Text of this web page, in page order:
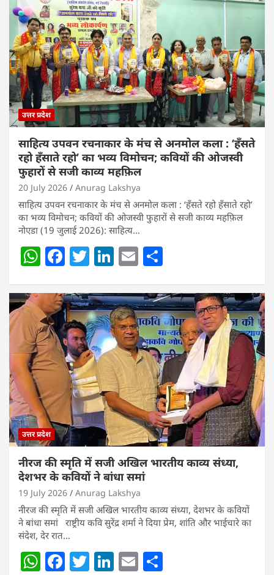
उत्तर प्रदेश
साहित्य उपवन रचनाकार के मंच से अनमोल कला : ‘हॅंसते
रहो हॅंसाते रहो’ का भव्य विमोचन; कवियों की ओजस्वी
फुहारों से सजी काव्य महफ़िल
20 July 2026 Anurag Lakshya
साहित्य उपवन रचनाकार के मंच से अनमोल कला : ‘हॅंसते रहो हॅंसाते रहो’
का भव्य विमोचन; कवियों की ओजस्वी फुहारों से सजी काव्य महफ़िल
नोएडा (19 जुलाई 2026): साहित्य…
W
at
s
A
p
p
F
c
e
b
o
o
k
T
itt
er
Li
k
e
dI
n
E
ai
l
ar
e
उत्तर प्रदेश
नीरज की स्मृति में सजी अखिल भारतीय काव्य संध्या,
देशभर के कवियों ने बांधा समां
19 July 2026 Anurag Lakshya
नीरज की स्मृति में सजी अखिल भारतीय काव्य संध्या, देशभर के कवियों
ने बांधा समां राष्ट्रीय कवि सुरेंद्र शर्मा ने दिया प्रेम, शांति और भाईचारे का
संदेश, देर रात…
W F T Li E